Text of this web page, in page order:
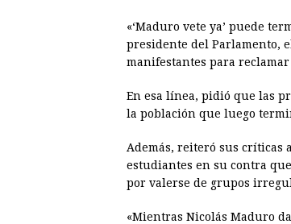
«‘Maduro vete ya’ puede
presidente del Parlamento,
manifestantes para
En esa línea, pidió que las
la población que luego
Además, reiteró sus críticas
estudiantes en su contra
por valerse de grupos
«Mientras Nicolás Maduro